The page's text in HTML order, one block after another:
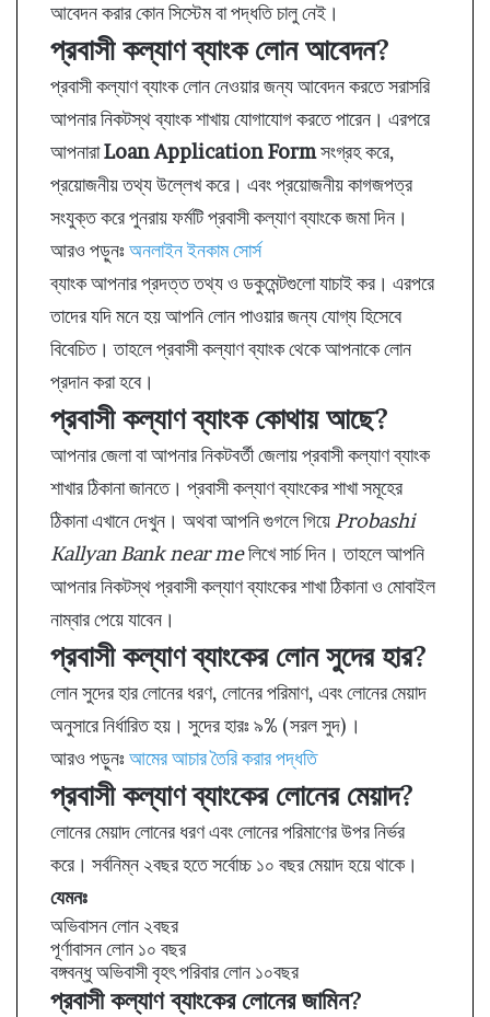
আবেদন করার কোন সিস্টেম বা পদ্ধতি চালু নেই।
প্রবাসী কল্যাণ ব্যাংক লোন আবেদন?
প্রবাসী কল্যাণ ব্যাংক লোন নেওয়ার জন্য আবেদন করতে সরাসরি
আপনার নিকটস্থ ব্যাংক শাখায় যোগাযোগ করতে পারেন। এরপরে
আপনারাLoan Application Formসংগ্রহ করে,
প্রয়োজনীয় তথ্য উল্লেখ করে। এবং প্রয়োজনীয় কাগজপত্র
সংযুক্ত করে পুনরায় ফর্মটি প্রবাসী কল্যাণ ব্যাংকে জমা দিন।
আরও পড়ুনঃ অনলাইন ইনকাম সোর্স
ব্যাংক আপনার প্রদত্ত তথ্য ও ডকুমেন্টগুলো যাচাই কর। এরপরে
তাদের যদি মনে হয় আপনি লোন পাওয়ার জন্য যোগ্য হিসেবে
বিবেচিত। তাহলে প্রবাসী কল্যাণ ব্যাংক থেকে আপনাকে লোন
প্রদান করা হবে।
প্রবাসী কল্যাণ ব্যাংক কোথায় আছে?
আপনার জেলা বা আপনার নিকটবর্তী জেলায় প্রবাসী কল্যাণ ব্যাংক
শাখার ঠিকানা জানতে। প্রবাসী কল্যাণ ব্যাংকের শাখা সমূহের
ঠিকানা এখানে দেখুন। অথবা আপনি গুগলে গিয়ে Probashi
Kallyan Bank near meলিখে সার্চ দিন। তাহলে আপনি
আপনার নিকটস্থ প্রবাসী কল্যাণ ব্যাংকের শাখা ঠিকানা ও মোবাইল
নাম্বার পেয়ে যাবেন।
প্রবাসী কল্যাণ ব্যাংকের লোন সুদের হার?
লোন সুদের হার লোনের ধরণ, লোনের পরিমাণ, এবং লোনের মেয়াদ
অনুসারে নির্ধারিত হয়। সুদের হারঃ ৯% (সরল সুদ)।
আরও পড়ুনঃ আমের আচার তৈরি করার পদ্ধতি
প্রবাসী কল্যাণ ব্যাংকের লোনের মেয়াদ?
লোনের মেয়াদ লোনের ধরণ এবং লোনের পরিমাণের উপর নির্ভর
করে। সর্বনিম্ন ২বছর হতে সর্বোচ্চ ১০ বছর মেয়াদ হয়ে থাকে।
যেমনঃ
অভিবাসন লোন ২বছর
পূর্ণাবাসন লোন ১০ বছর
বঙ্গবন্ধু অভিবাসী বৃহৎ পরিবার লোন ১০বছর
প্রবাসী কল্যাণ ব্যাংকের লোনের জামিন?